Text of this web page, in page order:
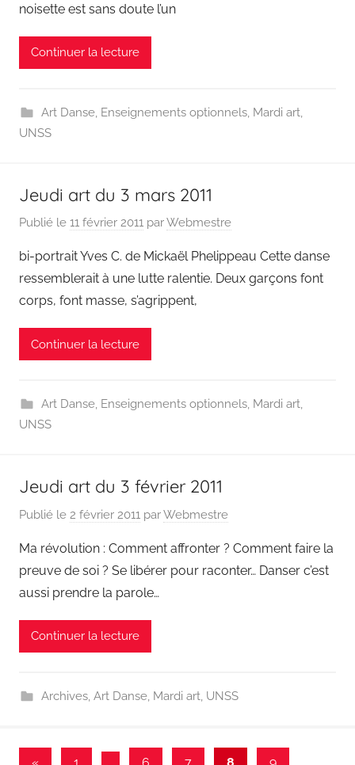
noisette est sans doute l’un
Continuer la lecture
Art Danse, Enseignements optionnels, Mardi art,
UNSS
Jeudi art du 3 mars 2011
Publié le 11 février 2011 parWebmestre
bi-portrait Yves C. de Mickaël Phelippeau Cette danse
ressemblerait à une lutte ralentie. Deux garçons font
corps, font masse, s’agrippent,
Continuer la lecture
Art Danse, Enseignements optionnels, Mardi art,
UNSS
Jeudi art du 3 février 2011
Publié le 2 février 2011 parWebmestre
Ma révolution : Comment affronter ? Comment faire la
preuve de soi ? Se libérer pour raconter… Danser c’est
aussi prendre la parole…
Continuer la lecture
Archives, Art Danse, Mardi art, UNSS
Publications